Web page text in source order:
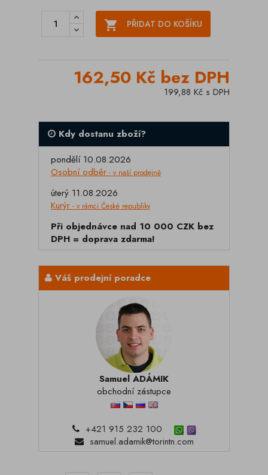
 PŘIDAT DO KOŠÍKU
162,50 Kč bez DPH
199,88 Kč s DPH
Kdy dostanu zboží?
pondělí 10.08.2026
Osobní odběr - v naší prodejně
úterý 11.08.2026
Kurýr - v rámci České republiky
Při objednávce nad 10 000 CZK bez
DPH = doprava zdarma!
Váš prodejní poradce
Samuel ADÁMIK
obchodní zástupce
+421 915 232 100
samuel.adamik@torintn.com